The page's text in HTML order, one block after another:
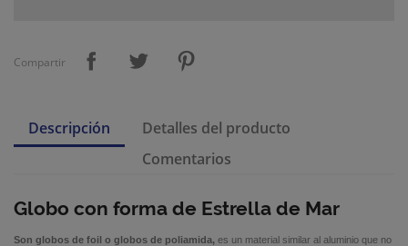
Compartir
Descripción
Detalles del producto
Comentarios
Globo con forma de Estrella de Mar
Son globos de foil o globos de poliamida, es un material similar al aluminio que no